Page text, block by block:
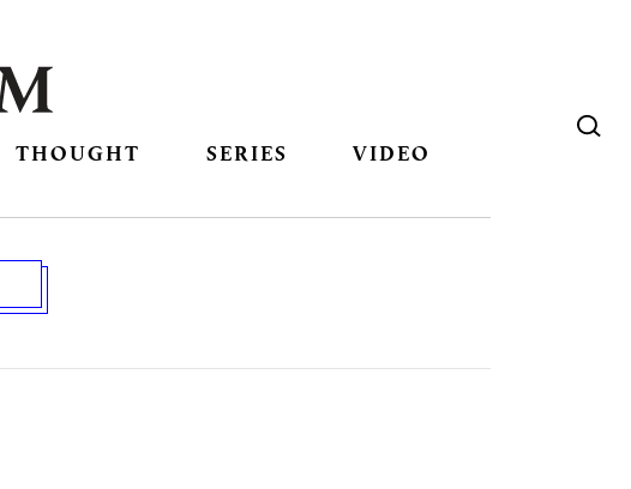
THOUGHT SERIES VIDEO